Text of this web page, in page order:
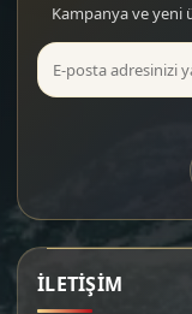
Kampanya ve yeni
İLETİŞİM